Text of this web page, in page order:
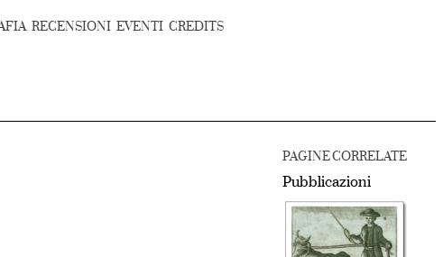
RECENSIONI EVENTI CREDITS
PAGINE CORRELATE
Pubblicazioni